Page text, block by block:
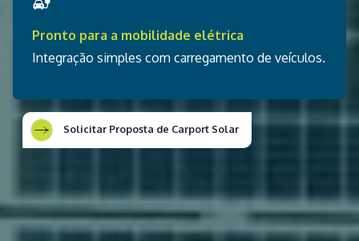
Pronto para a mobilidade elétrica
Integração simples com carregamento de veículos.
Solicitar Proposta de Carport Solar